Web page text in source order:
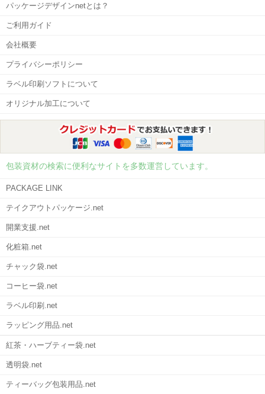
パッケージデザインnetとは？
ご利用ガイド
会社概要
プライバシーポリシー
ラベル印刷ソフトについて
オリジナル加工について
包装資材の検索に便利なサイトを多数運営しています。
PACKAGE LINK
テイクアウトパッケージ.net
開業支援.net
化粧箱.net
チャック袋.net
コーヒー袋.net
ラベル印刷.net
ラッピング用品.net
紅茶・ハーブティー袋.net
透明袋.net
ティーバッグ包装用品.net